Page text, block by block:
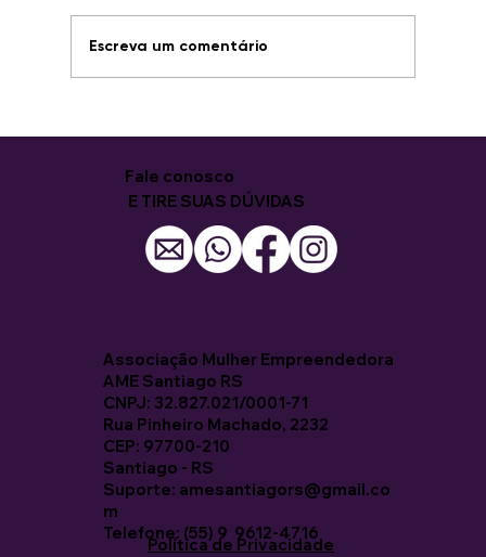
oportunidades
Escreva um comentário
Fale conosco
E TIRE SUAS DÚVIDAS
Associação Mulher Empreendedora
AME Santiago RS
CNPJ: 32.827.021/0001-71
Rua Pinheiro Machado, 2232
CEP: 97700-210
Santiago - RS
Suporte: amesantiagors@gmail.co
m
Telefone: (55) 9 9612-4716
Política de Privacidade